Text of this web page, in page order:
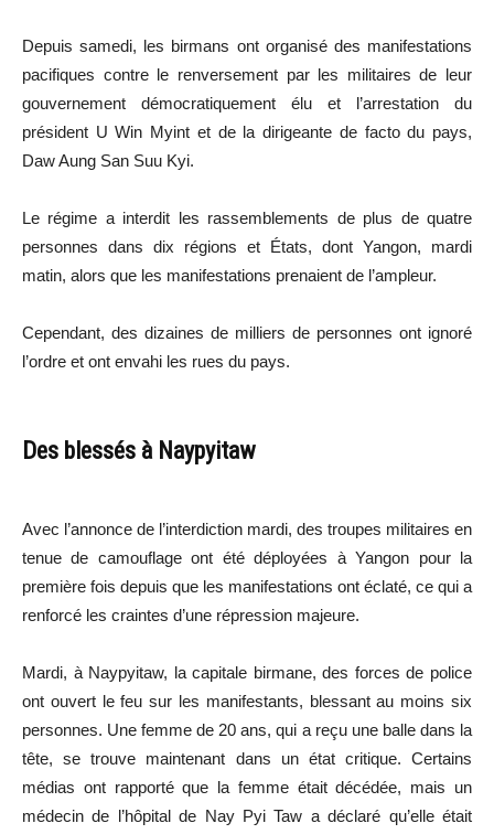
Depuis samedi, les birmans ont organisé des manifestations
pacifiques contre le renversement par les militaires de leur
gouvernement démocratiquement élu et l’arrestation du
président U Win Myint et de la dirigeante de facto du pays,
Daw Aung San Suu Kyi.
Le régime a interdit les rassemblements de plus de quatre
personnes dans dix régions et États, dont Yangon, mardi
matin, alors que les manifestations prenaient de l’ampleur.
Cependant, des dizaines de milliers de personnes ont ignoré
l’ordre et ont envahi les rues du pays.
Des blessés à Naypyitaw
Avec l’annonce de l’interdiction mardi, des troupes militaires en
tenue de camouflage ont été déployées à Yangon pour la
première fois depuis que les manifestations ont éclaté, ce qui a
renforcé les craintes d’une répression majeure.
Mardi, à Naypyitaw, la capitale birmane, des forces de police
ont ouvert le feu sur les manifestants, blessant au moins six
personnes. Une femme de 20 ans, qui a reçu une balle dans la
tête, se trouve maintenant dans un état critique. Certains
médias ont rapporté que la femme était décédée, mais un
médecin de l’hôpital de Nay Pyi Taw a déclaré qu’elle était